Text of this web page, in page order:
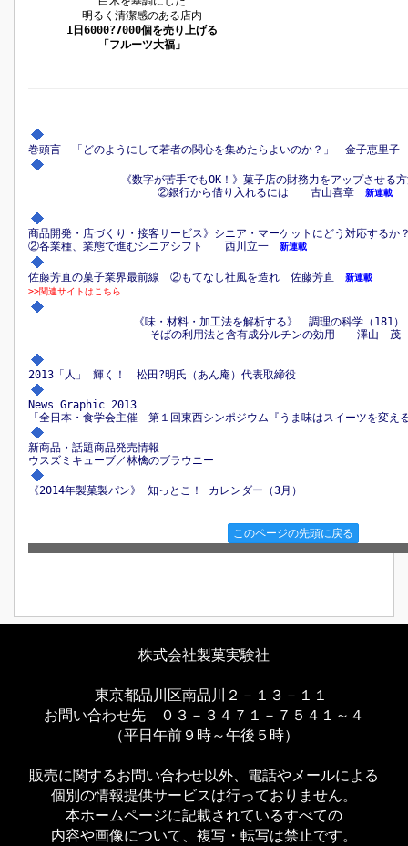
明るく清潔感のある店内
1日6000?7000個を売り上げる
「フルーツ大福」
巻頭言 「どのようにして若者の関心を集めたらよいのか？」 金子恵里子
《数字が苦手でもOK！》菓子店の財務力をアップさせ
②銀行から借り入れるには 古山喜章
新連載
商品開発・店づくり・接客サービス》シニア・マーケットにどう対応する
②各業種、業態で進むシニアシフト 西川立一
新連載
佐藤芳直の菓子業界最前線 ②もてなし社風を造れ 佐藤芳直
新連載
>>関連サイトはこちら
《味・材料・加工法を解析する》 調理の科学（181
そばの利用法と含有成分ルチンの効用 澤山 茂
2013「人」 輝く！ 松田?明氏（あん庵）代表取締役
News Graphic 2013
「全日本・食学会主催 第１回東西シンポジウム『うま味はスイーツを変え
新商品・話題商品発売情報
ウスズミキューブ／林檎のブラウニー
《2014年製菓製パン》 知っとこ！ カレンダー（3月）
このページの先頭に戻る
株式会社製菓実験社
東京都品川区南品川２－１３－１１
お問い合わせ先 ０３－３４７１－７５４１～４
（平日午前９時～午後５時）
販売に関するお問い合わせ以外、電話やメールによる
個別の情報提供サービスは行っておりません。
本ホームページに記載されているすべての
内容や画像について、複写・転写は禁止です。